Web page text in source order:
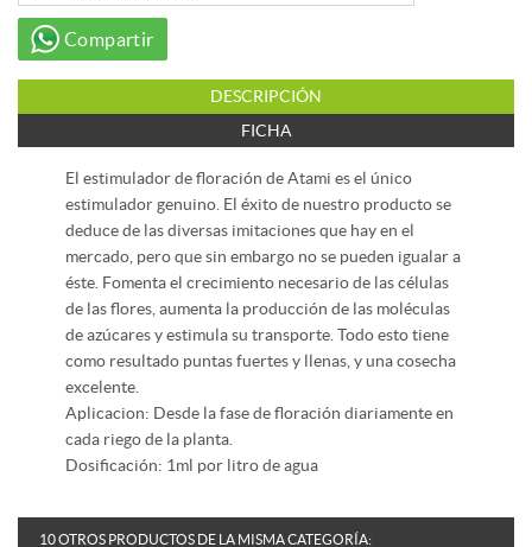
Compartir
DESCRIPCIÓN
FICHA
El estimulador de floración de Atami es el único
estimulador genuino. El éxito de nuestro producto se
deduce de las diversas imitaciones que hay en el
mercado, pero que sin embargo no se pueden igualar a
éste. Fomenta el crecimiento necesario de las células
de las flores, aumenta la producción de las moléculas
de azúcares y estimula su transporte. Todo esto tiene
como resultado puntas fuertes y llenas, y una cosecha
excelente.
Aplicacion: Desde la fase de floración diariamente en
cada riego de la planta.
Dosificación: 1ml por litro de agua
10 OTROS PRODUCTOS DE LA MISMA CATEGORÍA: